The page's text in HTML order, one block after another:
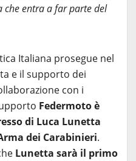
entra a far parte del
Italiana prosegue nel
e il supporto dei
con i
Federmoto è
di Luca Lunetta
dei Carabinieri.
Lunetta sarà il primo